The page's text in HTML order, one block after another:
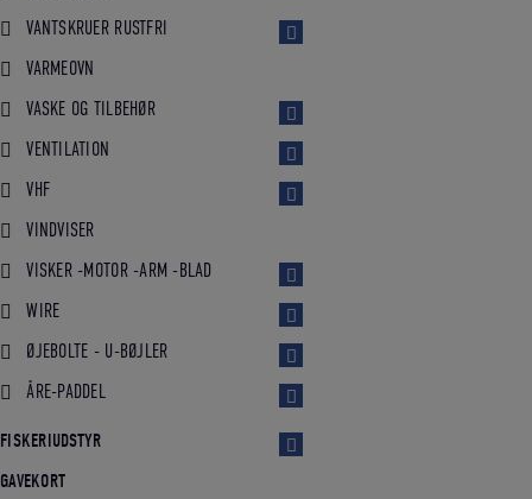
VANTSKRUER RUSTFRI
VARMEOVN
VASKE OG TILBEHØR
VENTILATION
VHF
VINDVISER
VISKER -MOTOR -ARM -BLAD
WIRE
ØJEBOLTE - U-BØJLER
ÅRE-PADDEL
FISKERIUDSTYR
GAVEKORT